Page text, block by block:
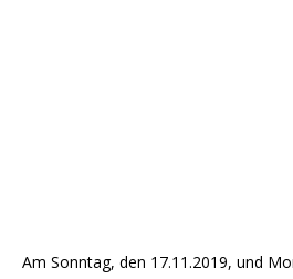
Am Sonntag, den 17.11.2019, und